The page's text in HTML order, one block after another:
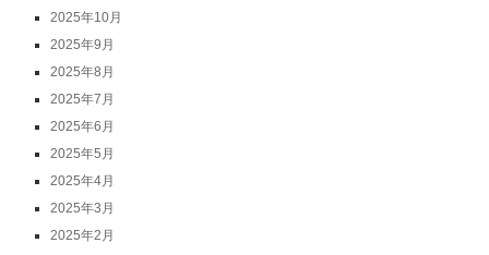
2025年10月
2025年9月
2025年8月
2025年7月
2025年6月
2025年5月
2025年4月
2025年3月
2025年2月